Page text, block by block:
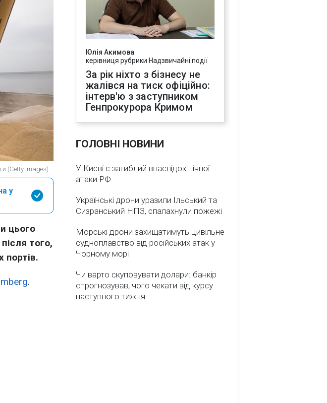
(Getty Images)
у
цього
того,
портів.
.
Юлія Акимова
керівниця рубрики Надзвичайні події
За рік ніхто з бізнесу не
жалівся на тиск офіційно:
інтерв'ю з заступником
Генпрокурора Кримом
ГОЛОВНІ НОВИНИ
У Києві є загиблий внаслідок нічної
атаки РФ
Українські дрони уразили Ільський та
Сизранський НПЗ, спалахнули пожежі
Морські дрони захищатимуть цивільне
судноплавство від російських атак у
Чорному морі
Чи варто скуповувати долари: банкір
спрогнозував, чого чекати від курсу
наступного тижня